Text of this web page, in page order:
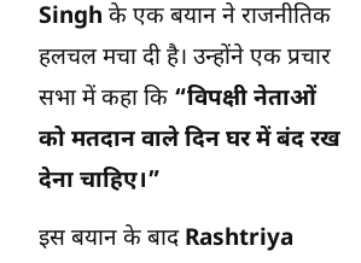
Singh के एक बयान ने राजनीतिक
हलचल मचा दी है। उन्होंने एक प्रचार
सभा में कहा कि “विपक्षी नेताओं
को मतदान वाले दिन घर में बंद रख
देना चाहिए।”
इस बयान के बाद Rashtriya